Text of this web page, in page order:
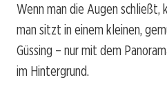
Wenn man die Augen schließt,
man sitzt in einem kleinen,
Güssing – nur mit dem
im Hintergrund.